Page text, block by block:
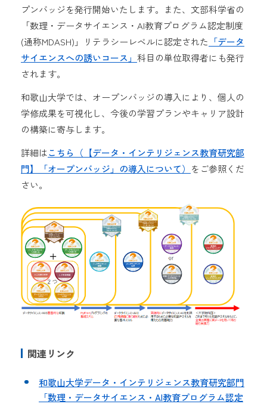
プンバッジを発行開始いたします。また、文部科学省の
「数理・データサイエンス・AI教育プログラム認定制度
(通称MDASH)」リテラシーレベルに認定された 「データ
サイエンスへの誘いコース」 科目の単位取得者にも発行
されます。
和歌山大学では、オープンバッジの導入により、個人の
学修成果を可視化し、今後の学習プランやキャリア設計
の構築に寄与します。
詳細はこちら（【データ・インテリジェンス教育研究部
門】「オープンバッジ」の導入について） をご参照くだ
さい。
関連リンク
和歌山大学データ・インテリジェンス教育研究部門
「数理・データサイエンス・AI教育プログラム認定